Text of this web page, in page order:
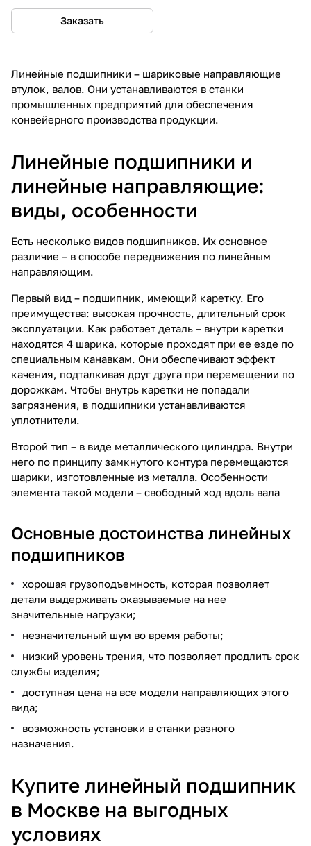
Заказать
Линейные подшипники – шариковые направляющие
втулок, валов. Они устанавливаются в станки
промышленных предприятий для обеспечения
конвейерного производства продукции.
Линейные подшипники и
линейные направляющие:
виды, особенности
Есть несколько видов подшипников. Их основное
различие – в способе передвижения по линейным
направляющим.
Первый вид – подшипник, имеющий каретку. Его
преимущества: высокая прочность, длительный срок
эксплуатации. Как работает деталь – внутри каретки
находятся 4 шарика, которые проходят при ее езде по
специальным канавкам. Они обеспечивают эффект
качения, подталкивая друг друга при перемещении по
дорожкам. Чтобы внутрь каретки не попадали
загрязнения, в подшипники устанавливаются
уплотнители.
Второй тип – в виде металлического цилиндра. Внутри
него по принципу замкнутого контура перемещаются
шарики, изготовленные из металла. Особенности
элемента такой модели – свободный ход вдоль вала
Основные достоинства линейных
подшипников
хорошая грузоподъемность, которая позволяет
детали выдерживать оказываемые на нее
значительные нагрузки;
незначительный шум во время работы;
низкий уровень трения, что позволяет продлить срок
службы изделия;
доступная цена на все модели направляющих этого
вида;
возможность установки в станки разного
назначения.
Купите линейный подшипник
в Москве на выгодных
условиях